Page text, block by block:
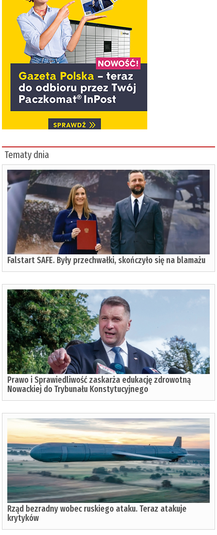
Tematy dnia
Falstart SAFE. Były przechwałki, skończyło się na blamażu
Prawo i Sprawiedliwość zaskarża edukację zdrowotną
Nowackiej do Trybunału Konstytucyjnego
Rząd bezradny wobec ruskiego ataku. Teraz atakuje
krytyków